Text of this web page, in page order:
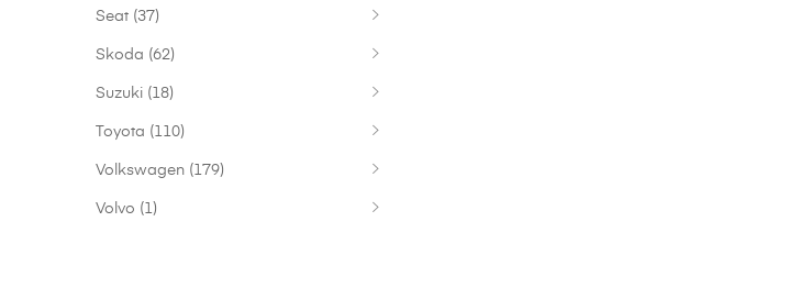
Seat (37)
Skoda (62)
Suzuki (18)
Toyota (110)
Volkswagen (179)
Volvo (1)